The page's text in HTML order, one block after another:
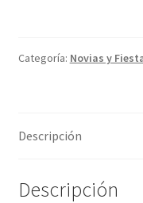
Categoría: Novias y
Descripción
Descripción